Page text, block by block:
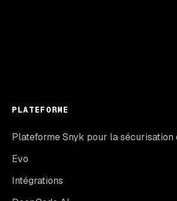
PLATEFORME
Plateforme Snyk pour la sécurisation
Evo
Intégrations